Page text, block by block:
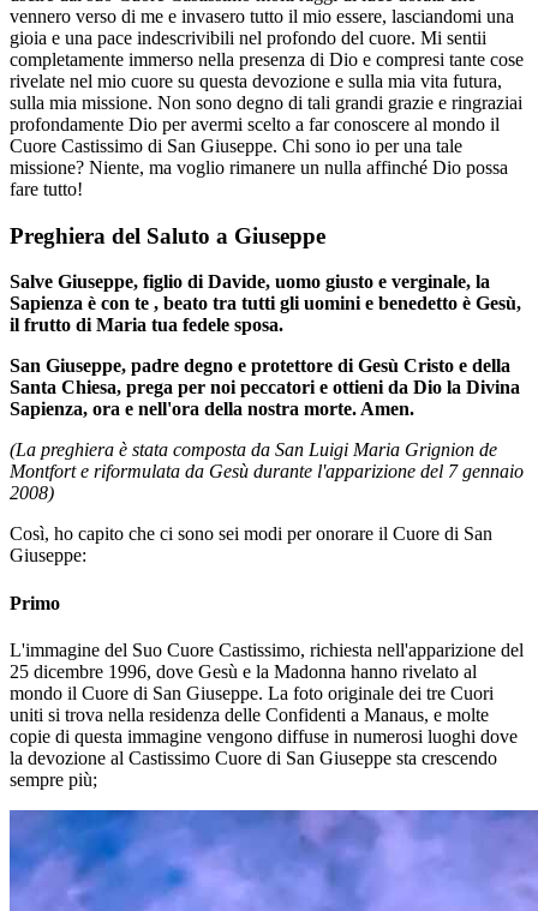
vennero verso di me e invasero tutto il mio essere, lasciandomi una
gioia e una pace indescrivibili nel profondo del cuore. Mi sentii
completamente immerso nella presenza di Dio e compresi tante cose
rivelate nel mio cuore su questa devozione e sulla mia vita futura,
sulla mia missione. Non sono degno di tali grandi grazie e ringraziai
profondamente Dio per avermi scelto a far conoscere al mondo il
Cuore Castissimo di San Giuseppe. Chi sono io per una tale
missione? Niente, ma voglio rimanere un nulla affinché Dio possa
fare tutto!
Preghiera del Saluto a Giuseppe
Salve Giuseppe, figlio di Davide, uomo giusto e verginale, la
Sapienza è con te , beato tra tutti gli uomini e benedetto è Gesù,
il frutto di Maria tua fedele sposa.
San Giuseppe, padre degno e protettore di Gesù Cristo e della
Santa Chiesa, prega per noi peccatori e ottieni da Dio la Divina
Sapienza, ora e nell'ora della nostra morte. Amen.
(La preghiera è stata composta da San Luigi Maria Grignion de
Montfort e riformulata da Gesù durante l'apparizione del 7 gennaio
2008)
Così, ho capito che ci sono sei modi per onorare il Cuore di San
Giuseppe:
Primo
L'immagine del Suo Cuore Castissimo, richiesta nell'apparizione del
25 dicembre 1996, dove Gesù e la Madonna hanno rivelato al
mondo il Cuore di San Giuseppe. La foto originale dei tre Cuori
uniti si trova nella residenza delle Confidenti a Manaus, e molte
copie di questa immagine vengono diffuse in numerosi luoghi dove
la devozione al Castissimo Cuore di San Giuseppe sta crescendo
sempre più;